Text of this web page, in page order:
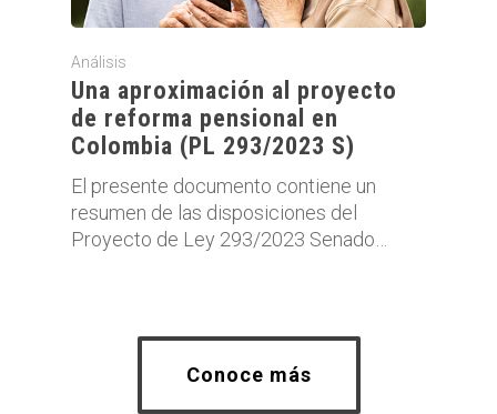
Análisis
Una aproximación al proyecto
de reforma pensional en
Colombia (PL 293/2023 S)
El presente documento contiene un
resumen de las disposiciones del
Proyecto de Ley 293/2023 Senado…
Conoce más